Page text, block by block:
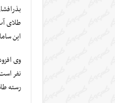
طلای
این
رسته